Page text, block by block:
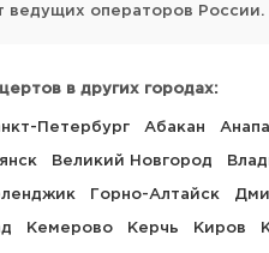
ведущих операторов
в других городах:
Петербург Абакан Анапа
Великий Новгород
Горно-Алтайск
Кемерово Керчь Киров